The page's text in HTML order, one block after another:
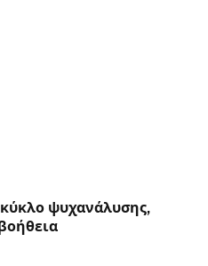
ψυχανάλυσης,